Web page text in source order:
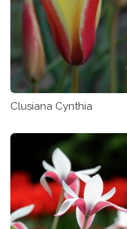
Clusiana Cynthia